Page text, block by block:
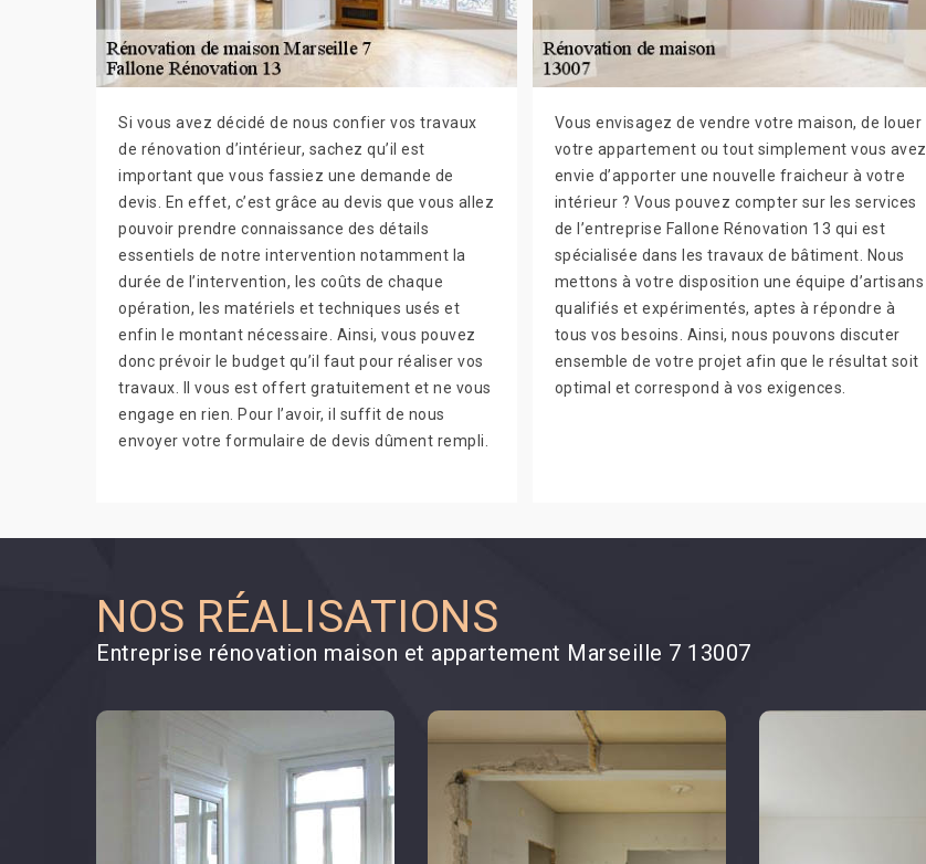
Si vous avez décidé de nous confier vos travaux
de rénovation d’intérieur, sachez qu’il est
important que vous fassiez une demande de
devis. En effet, c’est grâce au devis que vous allez
pouvoir prendre connaissance des détails
essentiels de notre intervention notamment la
durée de l’intervention, les coûts de chaque
opération, les matériels et techniques usés et
enfin le montant nécessaire. Ainsi, vous pouvez
donc prévoir le budget qu’il faut pour réaliser vos
travaux. Il vous est offert gratuitement et ne vous
engage en rien. Pour l’avoir, il suffit de nous
envoyer votre formulaire de devis dûment rempli.
Vous envisagez de vendre votre maison, de louer
votre appartement ou tout simplement vous avez
envie d’apporter une nouvelle fraicheur à votre
intérieur ? Vous pouvez compter sur les services
de l’entreprise Fallone Rénovation 13 qui est
spécialisée dans les travaux de bâtiment. Nous
mettons à votre disposition une équipe d’artisans
qualifiés et expérimentés, aptes à répondre à
tous vos besoins. Ainsi, nous pouvons discuter
ensemble de votre projet afin que le résultat soit
optimal et correspond à vos exigences.
NOS RÉALISATIONS
Entreprise rénovation maison et appartement Marseille 7 13007